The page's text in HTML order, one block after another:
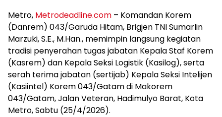
Metro, Metrodeadline.com – Komandan Korem
(Danrem) 043/Garuda Hitam, Brigjen TNI Sumarlin
Marzuki, S.E., M.Han., memimpin langsung kegiatan
tradisi penyerahan tugas jabatan Kepala Staf Korem
(Kasrem) dan Kepala Seksi Logistik (Kasilog), serta
serah terima jabatan (sertijab) Kepala Seksi Intelijen
(Kasiintel) Korem 043/Gatam di Makorem
043/Gatam, Jalan Veteran, Hadimulyo Barat, Kota
Metro, Sabtu (25/4/2026).